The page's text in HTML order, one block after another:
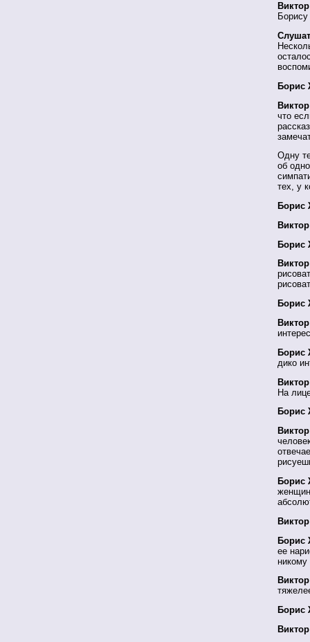
Борис
что
Одну
об
тех, у
Борис
Борис
Борис
Борис
дико
На
Борис
Борис
Борис
ее
никому
Борис